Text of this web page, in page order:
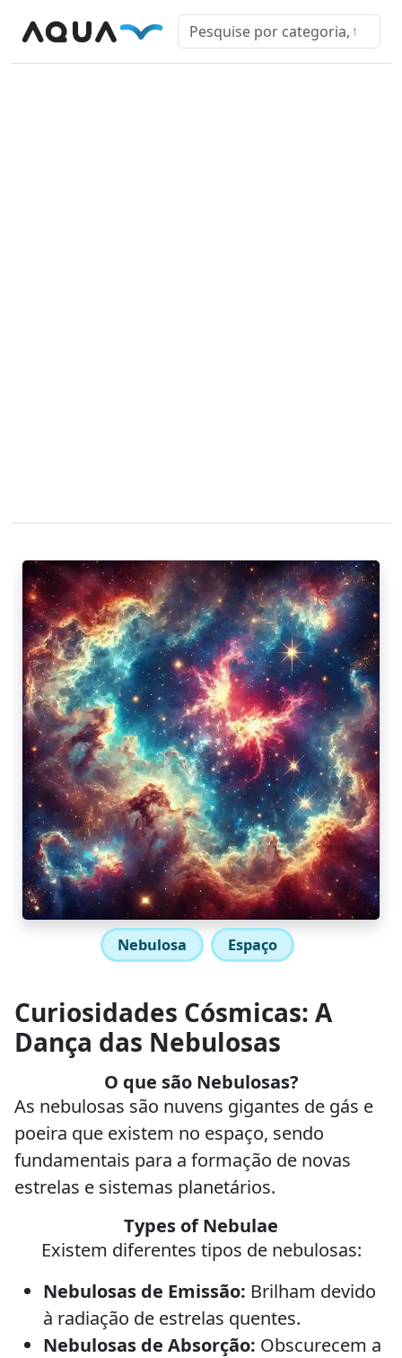
Nebulosa Espaço
Curiosidades Cósmicas: A
Dança das Nebulosas
O que são Nebulosas?
As nebulosas são nuvens gigantes de gás e
poeira que existem no espaço, sendo
fundamentais para a formação de novas
estrelas e sistemas planetários.
Types of Nebulae
Existem diferentes tipos de nebulosas:
Nebulosas de Emissão: Brilham devido
à radiação de estrelas quentes.
Nebulosas de Absorção: Obscurecem a